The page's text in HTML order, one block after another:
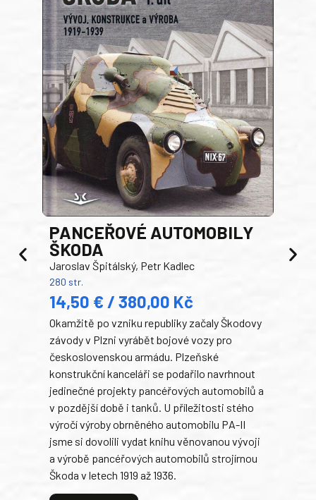
PANCEŘOVÉ AUTOMOBILY
ŠKODA
Jaroslav Špitálský, Petr Kadlec
280 str.
14,50 € / 380,00 Kč
Okamžitě po vzniku republiky začaly Škodovy
závody v Plzni vyrábět bojové vozy pro
československou armádu. Plzeňské
konstrukční kanceláři se podařilo navrhnout
jedinečné projekty pancéřových automobilů a
v pozdější době i tanků. U příležitosti stého
výročí výroby obrněného automobilu PA-II
jsme si dovolili vydat knihu věnovanou vývoji
a výrobě pancéřových automobilů strojírnou
Škoda v letech 1919 až 1936.